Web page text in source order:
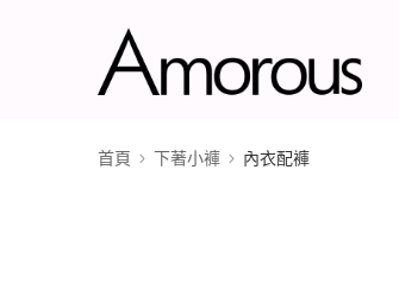
首頁 下著小褲 內衣配褲